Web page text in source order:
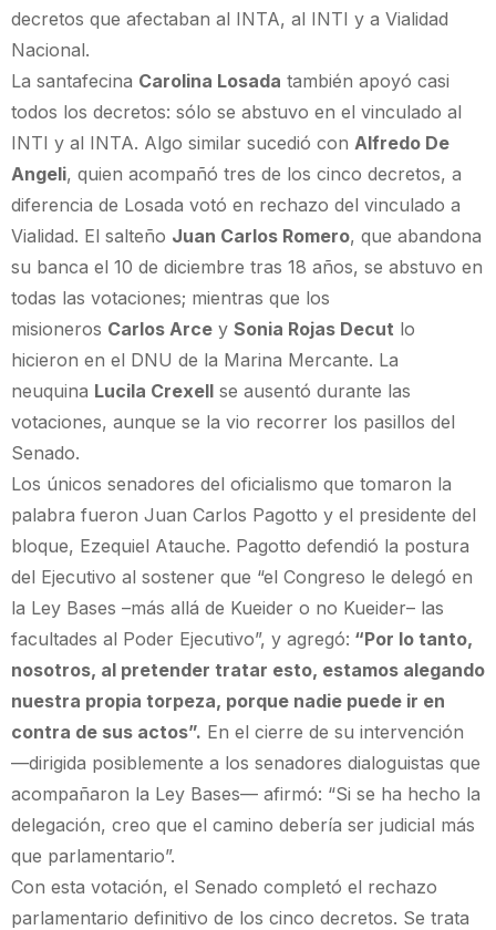
decretos que afectaban al INTA, al INTI y a Vialidad
Nacional.
La santafecina Carolina Losada también apoyó casi
todos los decretos: sólo se abstuvo en el vinculado al
INTI y al INTA. Algo similar sucedió con Alfredo De
Angeli, quien acompañó tres de los cinco decretos, a
diferencia de Losada votó en rechazo del vinculado a
Vialidad. El salteño Juan Carlos Romero, que abandona
su banca el 10 de diciembre tras 18 años, se abstuvo en
todas las votaciones; mientras que los
misioneros Carlos Arce y Sonia Rojas Decut lo
hicieron en el DNU de la Marina Mercante. La
neuquina Lucila Crexell se ausentó durante las
votaciones, aunque se la vio recorrer los pasillos del
Senado.
Los únicos senadores del oficialismo que tomaron la
palabra fueron Juan Carlos Pagotto y el presidente del
bloque, Ezequiel Atauche. Pagotto defendió la postura
del Ejecutivo al sostener que “el Congreso le delegó en
la Ley Bases –más allá de Kueider o no Kueider– las
facultades al Poder Ejecutivo”, y agregó: “Por lo tanto,
nosotros, al pretender tratar esto, estamos alegando
nuestra propia torpeza, porque nadie puede ir en
contra de sus actos”. En el cierre de su intervención
—dirigida posiblemente a los senadores dialoguistas que
acompañaron la Ley Bases— afirmó: “Si se ha hecho la
delegación, creo que el camino debería ser judicial más
que parlamentario”.
Con esta votación, el Senado completó el rechazo
parlamentario definitivo de los cinco decretos. Se trata